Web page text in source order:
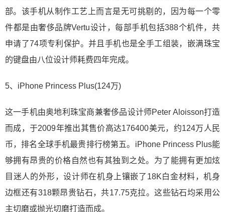
部。该手机从制作工艺上而言是无可挑剔的，因为每一个零
件都是由奢侈品牌Vertu设计，每部手机包括388个机件，共
申请了74项专利保护。并且手机也是全手工组装，嵌满珠宝
的键盘由八位设计师耗费四年完成。
5、iPhone Princess Plus(124万)
这一手机由奥地利珠宝商兼奢侈品设计师Peter Aloisson打造
而成，于2009年推出其售价高达176400美元，约124万人民
币，排名全球手机最贵排行榜第五。iPhone Princess Plus能
够拥有昂贵的价格自然也有其独到之处。为了能拥有更加炫
目迷人的外形，设计师在机身上镶嵌了18K白金材料，机身
边框还有318颗昂贵钻石，共17.75克拉。这些钻石均采用公
主切磨或抛光切磨打造而成。